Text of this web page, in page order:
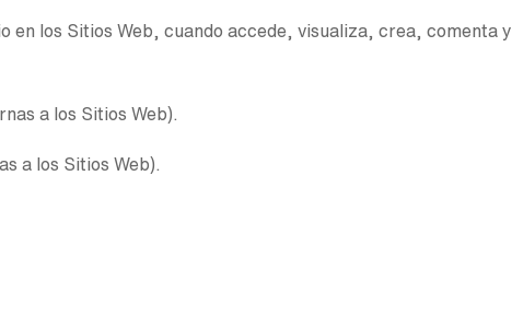
en los Sitios Web, cuando accede, visualiza, crea, comenta y
a los Sitios Web).
a los Sitios Web).